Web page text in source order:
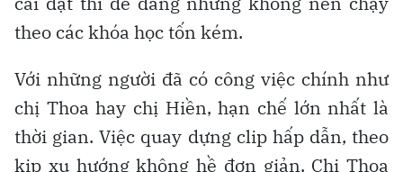
theo các khóa học tốn kém.
Với những người đã có công việc chính như
chị Thoa hay chị Hiền, hạn chế lớn nhất là
thời gian. Việc quay dựng clip hấp dẫn, theo
kịp xu hướng không hề đơn giản. Chị Thoa